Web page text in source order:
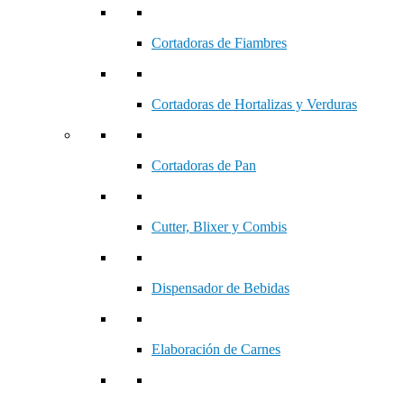
Cortadoras de Fiambres
Cortadoras de Hortalizas y Verduras
Cortadoras de Pan
Cutter, Blixer y Combis
Dispensador de Bebidas
Elaboración de Carnes